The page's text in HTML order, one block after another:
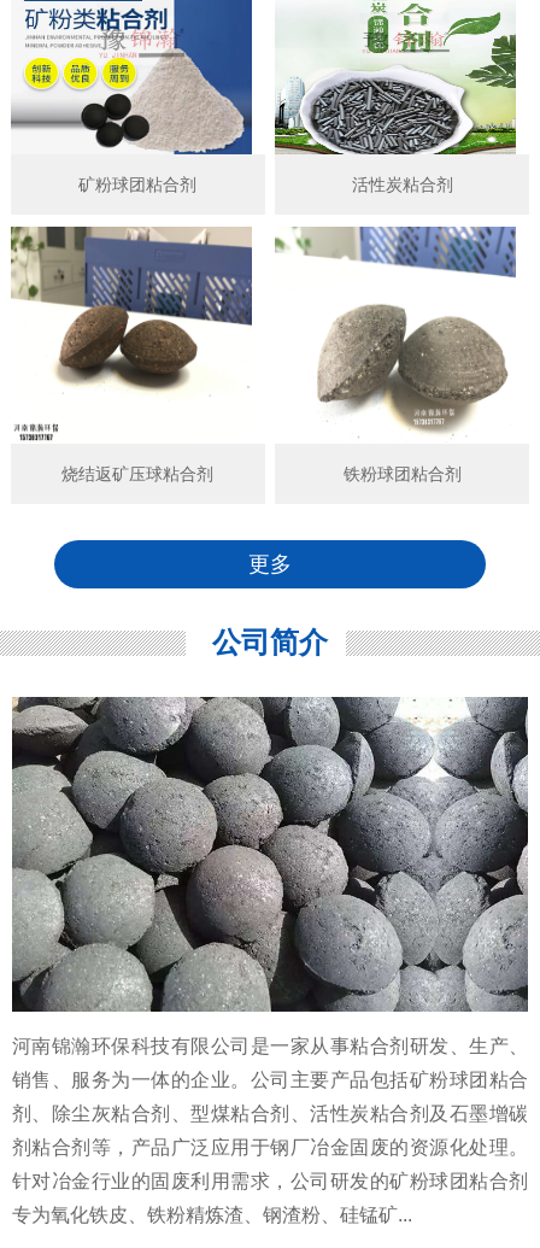
矿粉球团粘合剂 活性炭粘合剂
烧结返矿压球粘合剂 铁粉球团粘合剂
更多
公司简介
河南锦瀚环保科技有限公司是一家从事粘合剂研发、生产、
销售、服务为一体的企业。公司主要产品包括矿粉球团粘合
剂、除尘灰粘合剂、型煤粘合剂、活性炭粘合剂及石墨增碳
剂粘合剂等，产品广泛应用于钢厂冶金固废的资源化处理。
针对冶金行业的固废利用需求，公司研发的矿粉球团粘合剂
专为氧化铁皮、铁粉精炼渣、钢渣粉、硅锰矿...